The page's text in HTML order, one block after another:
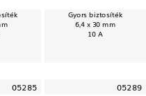
Gyors biztosíték
6,4 x 30 mm
10 A
05285 05289